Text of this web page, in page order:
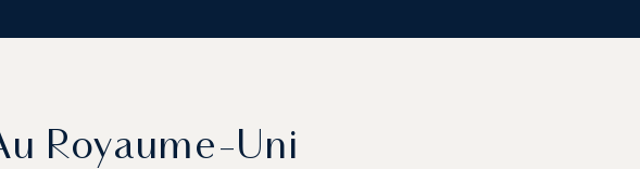
Royaume-Uni